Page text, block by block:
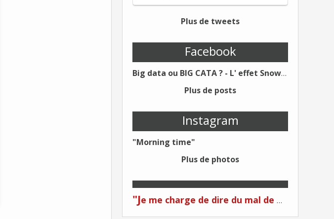
Plus de tweets
Facebook
Big data ou BIG CATA ? - L' effet Snowden - Editions Kawa - Un Éditeur différent !
Plus de posts
Instagram
"Morning time"
Plus de photos
"Je me charge de dire du mal de moi... Quand on me critique... C'est du plagiat ! "